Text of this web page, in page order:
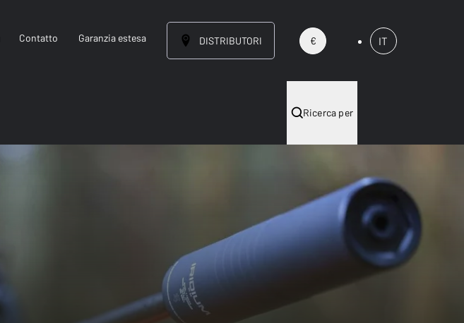
Contatto Garanzia estesa DISTRIBUTORI € IT
Ricerca per